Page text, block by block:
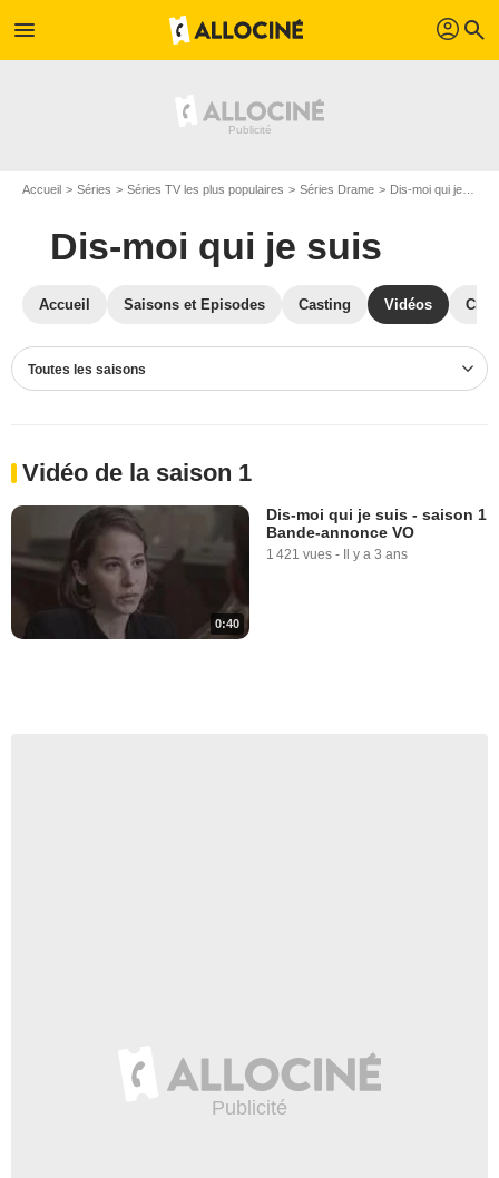
menu profil search
Accueil Séries Séries TV les plus populaires Séries Drame Dis-moi qui je suis
Dis-moi qui je suis
Accueil Saisons et Episodes Casting Vidéos
Toutes les saisons
Vidéo de la saison 1
0:40
Dis-moi qui je suis - saison 1
Bande-annonce VO
1 421 vues - Il y a 3 ans